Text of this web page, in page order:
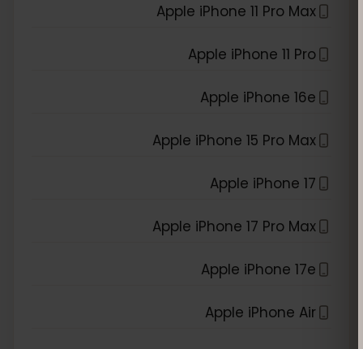
Apple iPhone 11 Pro Max
Apple iPhone 11 Pro
Apple iPhone 16e
Apple iPhone 15 Pro Max
Apple iPhone 17
Apple iPhone 17 Pro Max
Apple iPhone 17e
Apple iPhone Air